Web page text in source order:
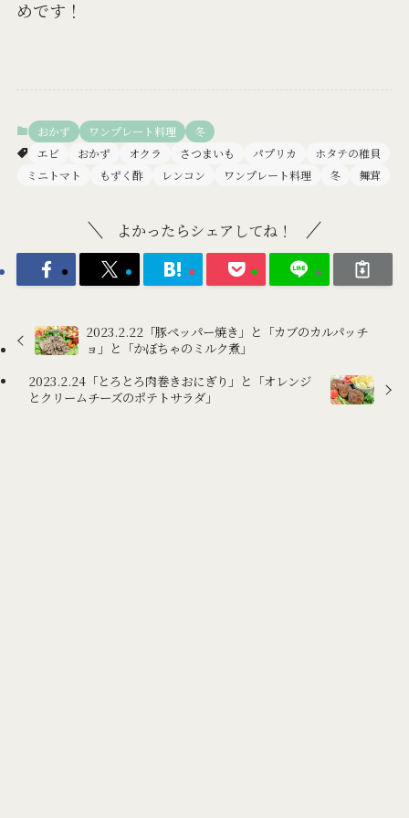
めです！
おかず ワンプレート料理
冬
エビ
おかず オクラ さつまいも パプリカ
ホタテの稚貝
ミニトマト
もずく酢 レンコン ワンプレート料理 冬 舞茸
よかったらシェアしてね！
2023.2.22「豚ペッパー焼き」と「カブのカルパッチ
ョ」と「かぼちゃのミルク煮」
2023.2.24「とろとろ肉巻きおにぎり」と「オレンジ
とクリームチーズのポテトサラダ」